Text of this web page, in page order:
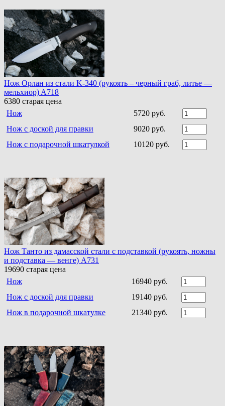
Нож Орлан из стали K-340 (рукоять – черный граб, литье —
мельхиор) A718
6380 старая цена
Нож
5720 руб.
Нож с доской для правки
9020 руб.
Нож с подарочной шкатулкой
10120 руб.
Нож Танто из дамасской стали c подставкой (рукоять, ножны
и подставка — венге) A731
19690 старая цена
Нож
16940 руб.
Нож с доской для правки
19140 руб.
Нож в подарочной шкатулке
21340 руб.